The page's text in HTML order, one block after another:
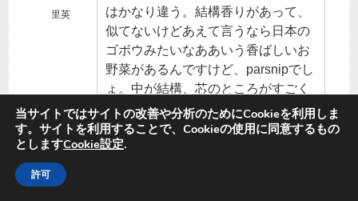
里英
はかなり違う。結構香りがあって、
似てないけどあえて言うなら日本の
ゴボウみたいなああいう香ばしいお
野菜があるんですけど、parsnipでし
ょ。中が結構、芯のところがすごく
モサモサするのであれを全部取るん
ですよ。芯を。
当サイトではサイトの改善や分析のためにCookieを利用しま
す。サイトを利用することで、Cookieの使用に同意するもの
としますCookie設定.
許可